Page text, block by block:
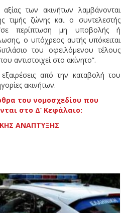
των ακινήτων λαμβάνονται
ζώνης και ο συντελεστής
περίπτωση μη υποβολής ή
ο υπόχρεος αυτής υπόκειται
του οφειλόμενου τέλους
αντιστοιχεί στο ακίνητο”.
από την καταβολή του
ακινήτων.
του νομοσχεδίου που
στο Δ’ Κεφάλαιο:
ΑΝΑΠΤΥΞΗΣ